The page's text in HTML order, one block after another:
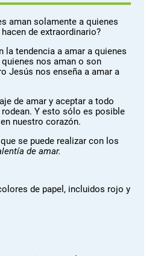
aman solamente a quienes
de extraordinario?
la tendencia a amar a quienes
nos aman o son
Jesús nos enseña a amar a
de amar y aceptar a todo
Y esto sólo es posible
nuestro corazón.
se puede realizar con los
de amar.
de papel, incluidos rojo y